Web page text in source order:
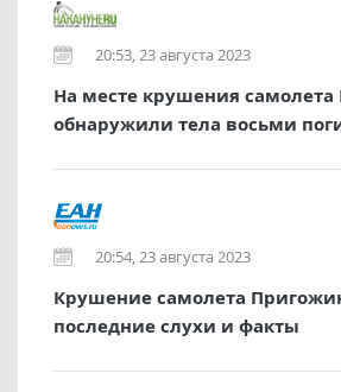
20:53, 23 августа 2023
На месте крушения самолета
обнаружили тела восьми
20:54, 23 августа 2023
Крушение самолета
последние слухи и факты